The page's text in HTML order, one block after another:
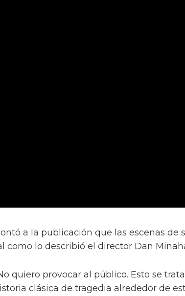
a la publicación que las escenas de
como lo describió el director Dan
quiero provocar al público. Esto se
clásica de tragedia alrededor de